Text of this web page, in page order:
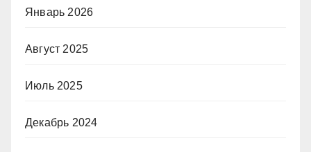
Январь 2026
Август 2025
Июль 2025
Декабрь 2024